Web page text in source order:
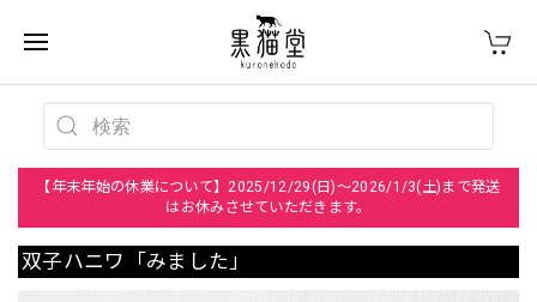
【年末年始の休業について】2025/12/29(日)～2026/1/3(土)まで発送
はお休みさせていただきます。
双子ハニワ「みました」